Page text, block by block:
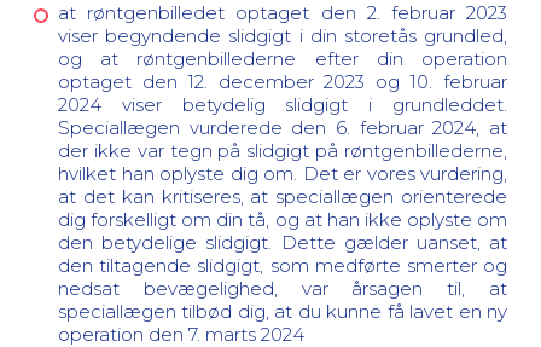
at røntgenbilledet optaget den 2. februar 2023
viser begyndende slidgigt i din storetås grundled,
og at røntgenbillederne efter din operation
optaget den 12. december 2023 og 10. februar
2024 viser betydelig slidgigt i grundleddet.
Speciallægen vurderede den 6. februar 2024, at
der ikke var tegn på slidgigt på røntgenbillederne,
hvilket han oplyste dig om. Det er vores vurdering,
at det kan kritiseres, at speciallægen orienterede
dig forskelligt om din tå, og at han ikke oplyste om
den betydelige slidgigt. Dette gælder uanset, at
den tiltagende slidgigt, som medførte smerter og
nedsat bevægelighed, var årsagen til, at
speciallægen tilbød dig, at du kunne få lavet en ny
operation den 7. marts 2024